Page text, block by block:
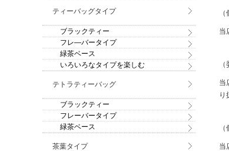
当
当
り
当
ティーバッグタイプ
ブラックティー
フレ―バータイプ
緑茶ベース
いろいろなタイプを楽しむ
テトラティーバッグ
ブラックティー
フレーバータイプ
緑茶ベース
茶葉タイプ